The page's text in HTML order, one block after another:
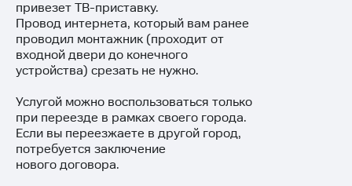
привезет ТВ-приставку.
Провод интернета, который вам ранее
проводил монтажник (проходит от
входной двери до конечного
устройства) срезать не нужно.
Услугой можно воспользоваться только
при переезде в рамках своего города.
Если вы переезжаете в другой город,
потребуется заключение
нового договора.